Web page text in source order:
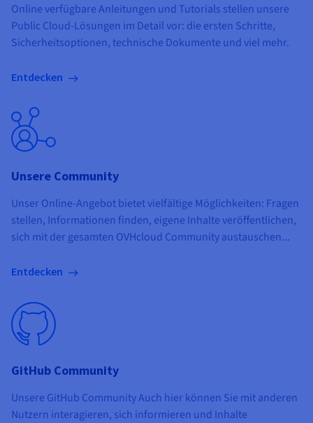
Online verfügbare Anleitungen und Tutorials stellen unsere
Public Cloud-Lösungen im Detail vor: die ersten Schritte,
Sicherheitsoptionen, technische Dokumente und viel mehr.
Entdecken
Unsere Community
Unser Online-Angebot bietet vielfältige Möglichkeiten: Fragen
stellen, Informationen finden, eigene Inhalte veröffentlichen,
sich mit der gesamten OVHcloud Community austauschen...
Entdecken
GitHub Community
Unsere GitHub Community Auch hier können Sie mit anderen
Nutzern interagieren, sich informieren und Inhalte